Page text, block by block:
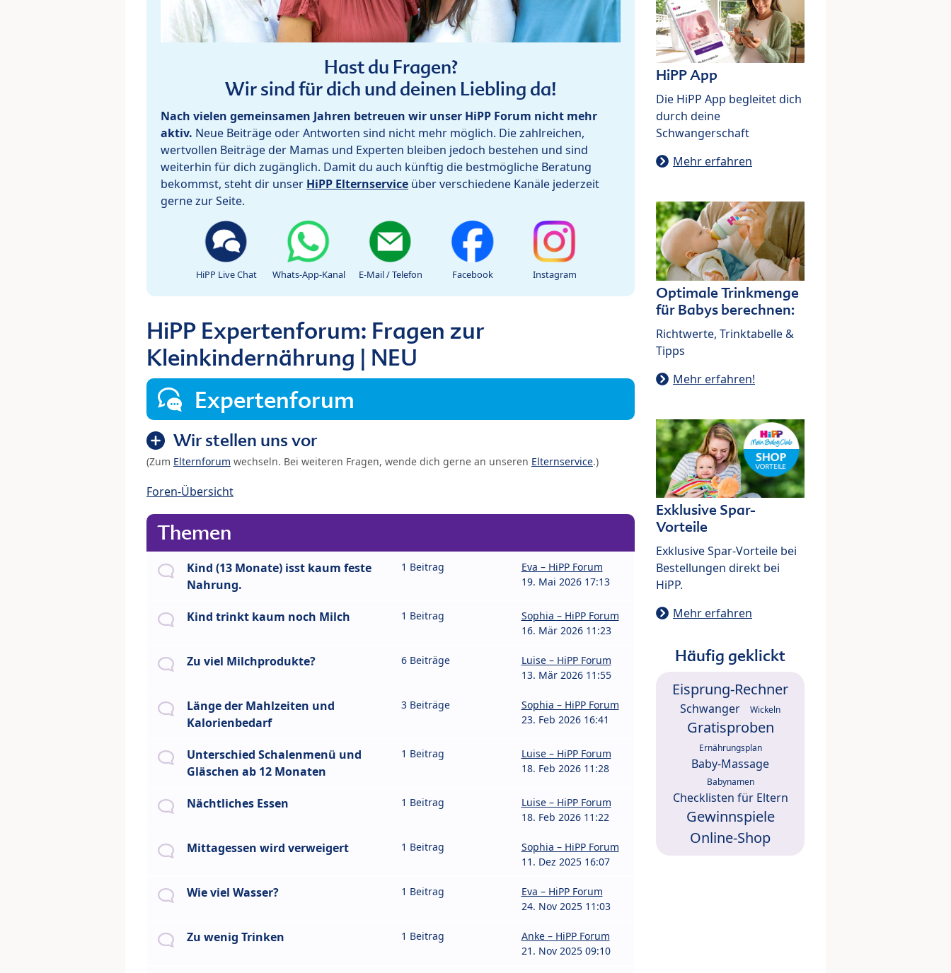
Hast du Fragen?
Wir sind für dich und deinen Liebling da!
Nach vielen gemeinsamen Jahren betreuen wir unser HiPP Forum nicht mehr
aktiv. Neue Beiträge oder Antworten sind nicht mehr möglich. Die zahlreichen,
wertvollen Beiträge der Mamas und Experten bleiben jedoch bestehen und sind
weiterhin für dich zugänglich. Damit du auch künftig die bestmögliche Beratung
bekommst, steht dir unser HiPP Elternservice über verschiedene Kanäle jederzeit
gerne zur Seite.
HiPP Live Chat Whats-App-Kanal E-Mail / Telefon Facebook Instagram
HiPP Expertenforum: Fragen zur
Kleinkindernährung | NEU
Expertenforum
Wir stellen uns vor
(Zum Elternforum wechseln. Bei weiteren Fragen, wende dich gerne an unseren Elternservice.)
Foren-Übersicht
Themen
Kind (13 Monate) isst kaum feste
Nahrung.
1 Beitrag
Eva – HiPP Forum
19. Mai 2026 17:13
Kind trinkt kaum noch Milch 1 Beitrag
Sophia – HiPP Forum
16. Mär 2026 11:23
Zu viel Milchprodukte? 6 Beiträge
Luise – HiPP Forum
13. Mär 2026 11:55
Länge der Mahlzeiten und
Kalorienbedarf
3 Beiträge
Sophia – HiPP Forum
23. Feb 2026 16:41
Unterschied Schalenmenü und
Gläschen ab 12 Monaten
1 Beitrag
Luise – HiPP Forum
18. Feb 2026 11:28
Nächtliches Essen 1 Beitrag
Luise – HiPP Forum
18. Feb 2026 11:22
Mittagessen wird verweigert 1 Beitrag
Sophia – HiPP Forum
11. Dez 2025 16:07
Wie viel Wasser? 1 Beitrag
Eva – HiPP Forum
24. Nov 2025 11:03
Zu wenig Trinken 1 Beitrag
Anke – HiPP Forum
21. Nov 2025 09:10
HiPP App
Die HiPP App begleitet dich
durch deine
Schwangerschaft
Mehr erfahren
Optimale Trinkmenge
für Babys berechnen:
Richtwerte, Trinktabelle &
Tipps
Mehr erfahren!
Exklusive Spar-
Vorteile
Exklusive Spar-Vorteile bei
Bestellungen direkt bei
HiPP.
Mehr erfahren
Häufig geklickt
Eisprung-Rechner
Schwanger Wickeln
Gratisproben
Ernährungsplan
Baby-Massage
Babynamen
Checklisten für Eltern
Gewinnspiele
Online-Shop